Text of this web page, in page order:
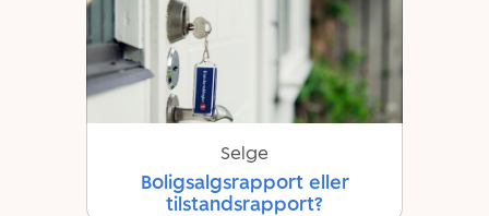
Selge
Boligsalgsrapport eller
tilstandsrapport?